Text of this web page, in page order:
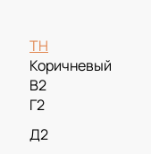
ТН
Коричневый
В2
Г2
Д2